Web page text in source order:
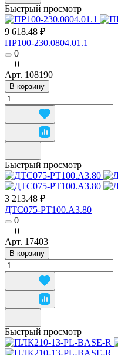
Быстрый просмотр
9 618.48 ₽
ПР100-230.0804.01.1
0
0
Арт. 108190
В корзину
Быстрый просмотр
3 213.48 ₽
ДТС075-РТ100.А3.80
0
0
Арт. 17403
В корзину
Быстрый просмотр